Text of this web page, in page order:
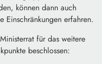
können dann auch
Einschränkungen erfahren.
für das weitere
beschlossen: